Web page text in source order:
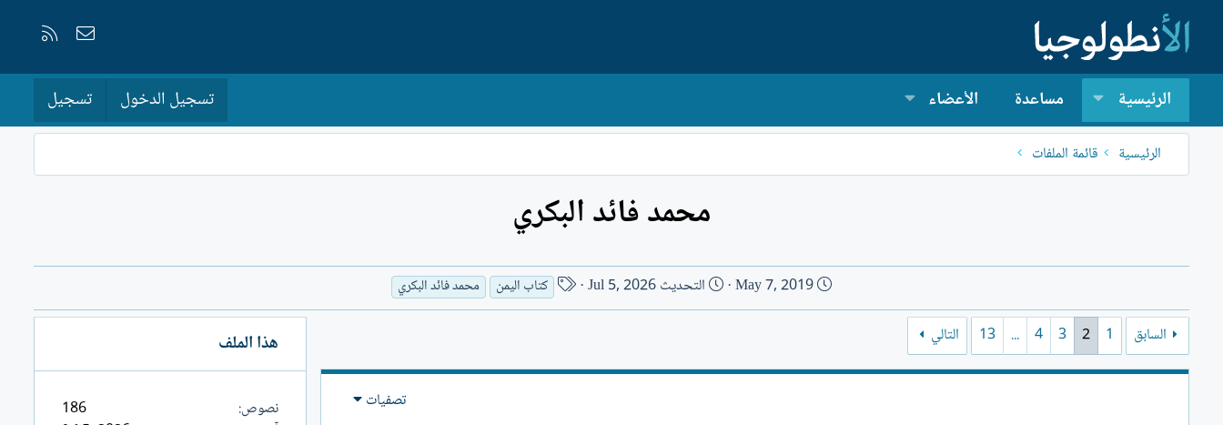
إتصل بنا
الرئيسية مساعدة الأعضاء تسجيل الدخول تسجيل
الرئيسية قائمة الملفات
محمد فائد البكري
ت
ا
خ
May 7, 2019 التحديثJul 5, 2026
ا
س
ل
كتاب اليمن محمد فائد البكري
السابق 1
2
3
4
...
13 التالي
تصفيات
هذا الملف
نصوص
186